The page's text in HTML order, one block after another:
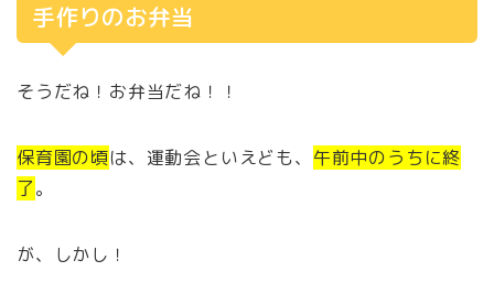
手作りのお弁当
そうだね！お弁当だね！！
保育園の頃は、運動会といえども、 午前中のうちに終
了。
が、しかし！